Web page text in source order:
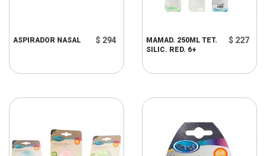
ASPIRADOR NASAL $ 294
MAMAD. 250ML TET.
SILIC. RED. 6+
$ 227